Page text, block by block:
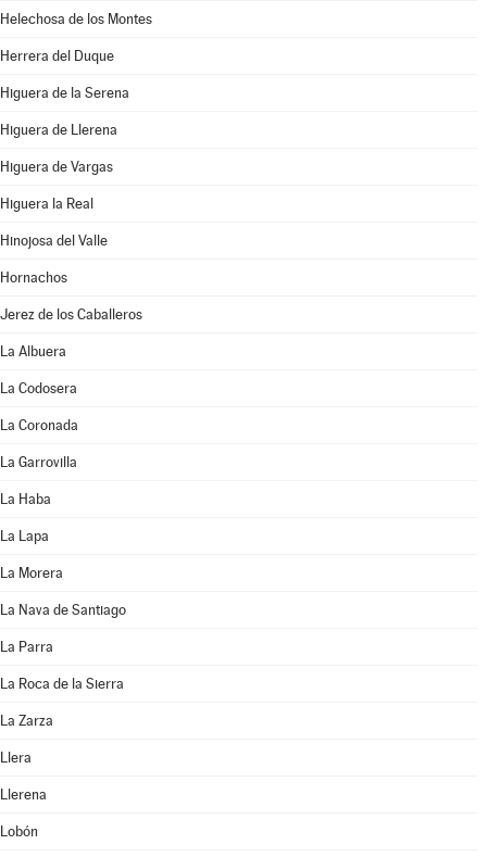
Helechosa de los Montes
Herrera del Duque
Higuera de la Serena
Higuera de Llerena
Higuera de Vargas
Higuera la Real
Hinojosa del Valle
Hornachos
Jerez de los Caballeros
La Albuera
La Codosera
La Coronada
La Garrovilla
La Haba
La Lapa
La Morera
La Nava de Santiago
La Parra
La Roca de la Sierra
La Zarza
Llera
Llerena
Lobón